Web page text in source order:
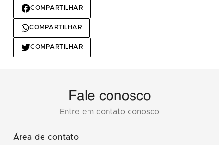
COMPARTILHAR
COMPARTILHAR
COMPARTILHAR
Fale conosco
Entre em contato conosco
Área de contato